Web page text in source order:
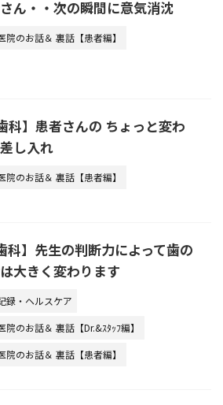
ん・・次の瞬間に意気消沈
院のお話＆ 裏話【患者編】
科】患者さんの ちょっと変わ
し入れ
院のお話＆ 裏話【患者編】
科】先生の判断力によって歯の
大きく変わります
録・ヘルスケア
院のお話＆ 裏話【Dr.&ｽﾀｯﾌ編】
院のお話＆ 裏話【患者編】